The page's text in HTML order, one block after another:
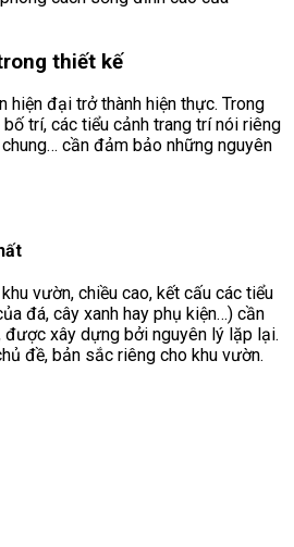
thiết kế
hiện đại trở thành hiện thực. Trong
trí, các tiểu cảnh trang trí nói riêng
cần đảm bảo những nguyên
vườn, chiều cao, kết cấu các tiểu
đá, cây xanh hay phụ kiện…) cần
được xây dựng bởi nguyên lý lặp lại.
đề, bản sắc riêng cho khu vườn.